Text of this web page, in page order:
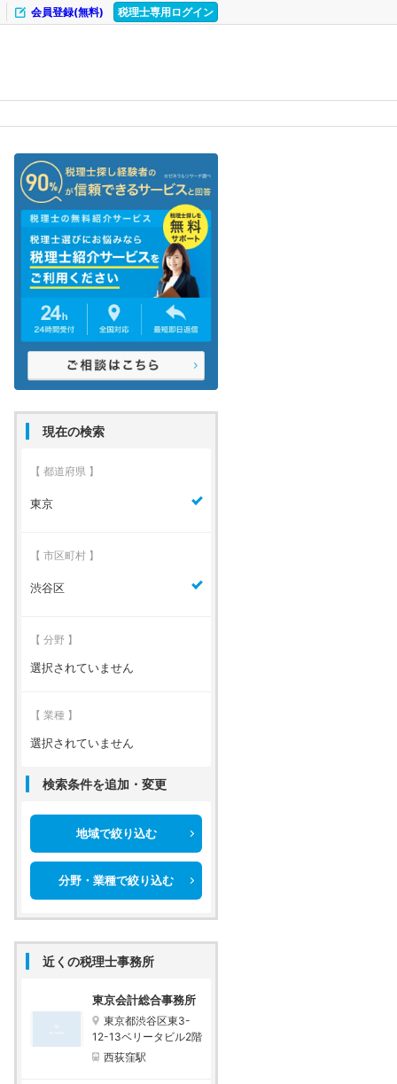
税理士専用ログイン
会員登録(無料)
現在の検索
【 都道府県 】
東京
【 市区町村 】
渋谷区
【 分野 】
選択されていません
【 業種 】
選択されていません
検索条件を追加・変更
地域で絞り込む
分野・業種で絞り込む
近くの税理士事務所
東京会計総合事務所
東京都渋谷区東3-
12-13ベリータビル2階
西荻窪駅